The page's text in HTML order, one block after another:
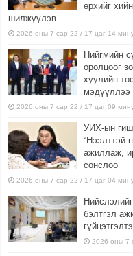
өрхийг
шилжүүлэв
2026 оны 7 сар 22 / 17 цаг 14
Нийгмийн
оролцоог
хуулийн
мэдүүллээ
2026 оны 7 сар 22 / 17 цаг 09
УИХ-ын
“Нээлттэй
ажиллаж,
сонслоо
2026 оны 7 сар 22 / 17 цаг 04
бэлтгэл
2026 оны 7